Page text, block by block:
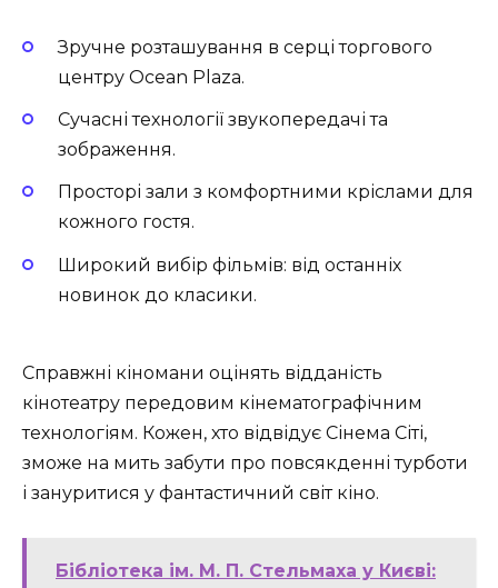
Зручне розташування в серці торгового
центру Ocean Plaza.
Сучасні технології звукопередачі та
зображення.
Просторі зали з комфортними кріслами для
кожного гостя.
Широкий вибір фільмів: від останніх
новинок до класики.
Справжні кіномани оцінять відданість
кінотеатру передовим кінематографічним
технологіям. Кожен, хто відвідує Сінема Сіті,
зможе на мить забути про повсякденні турботи
і зануритися у фантастичний світ кіно.
Бібліотека ім. М. П. Стельмаха у Києві: